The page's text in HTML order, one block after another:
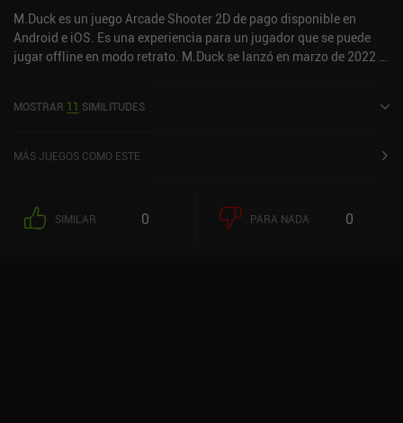
M.Duck es un juego Arcade Shooter 2D de pago disponible en
Android e iOS. Es una experiencia para un jugador que se puede
jugar offline en modo retrato. M.Duck se lanzó en marzo de 2022 y
MOSTRAR 11 SIMILITUDES
MÁS JUEGOS COMO ESTE
SIMILAR 0 PARA NADA 0